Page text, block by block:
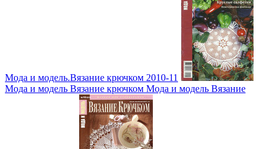
Мода и модель.Вязание крючком 2010-11
Мода и модель Вязание крючком Мода и модель Вязание